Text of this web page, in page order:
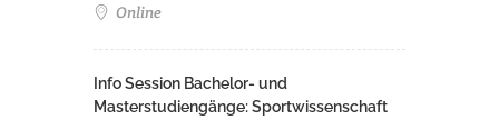
Online
Info Session Bachelor- und
Masterstudiengänge: Sportwissenschaft